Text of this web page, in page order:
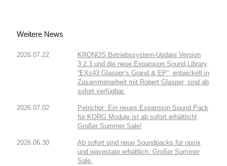
Weitere News
2026.07.22
KRONOS Betriebssystem-Update Version
3.2.3 und die neue Expansion Sound Library
“EXs43 Glasper’s Grand & EP”, entwickelt in
Zusammenarbeit mit Robert Glasper, sind ab
sofort verfügbar.
2026.07.02
Petrichor: Ein neues Expansion Sound Pack
für KORG Module ist ab sofort erhältlich!
Großer Summer Sale!
2026.06.30
Ab sofort sind neue Soundpacks für opsix
und wavestate erhältlich. Großer Summer
Sale.